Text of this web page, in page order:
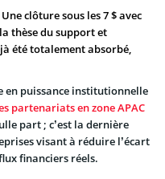
Une clôture sous les 7 $ avec
thèse du support et
été totalement absorbé,
en puissance institutionnelle
partenariats en zone APAC
part ; c’est la dernière
visant à réduire l’écart
financiers réels.